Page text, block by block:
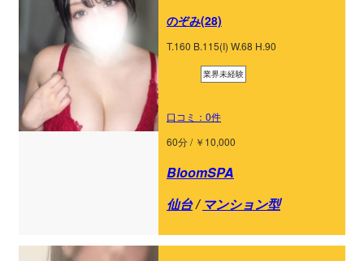
のぞみ(28)
T.160 B.115(I) W.68 H.90
業界未経験
口コミ：0件
60分 / ￥10,000
BloomSPA
仙台/ マンション型